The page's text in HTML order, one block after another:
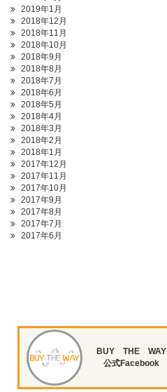
2019年1月
2018年12月
2018年11月
2018年10月
2018年9月
2018年8月
2018年7月
2018年6月
2018年5月
2018年4月
2018年3月
2018年2月
2018年1月
2017年12月
2017年11月
2017年10月
2017年9月
2017年8月
2017年7月
2017年6月
BUY THE WAY
公式Facebook